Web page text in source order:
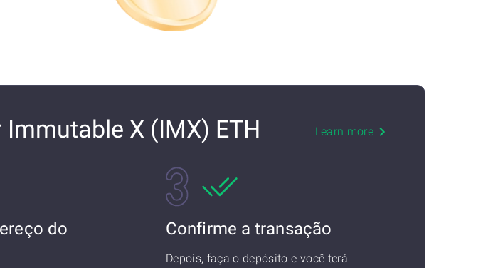
X (IMX) ETH Learn more
do
Confirme a transação
Depois, faça o depósito e você terá